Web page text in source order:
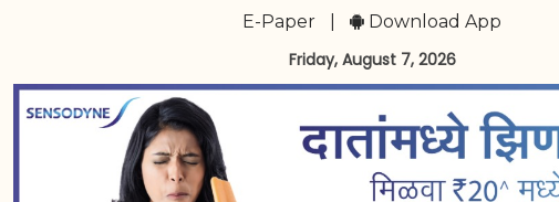
E-Paper Download App
Friday, August 7, 2026